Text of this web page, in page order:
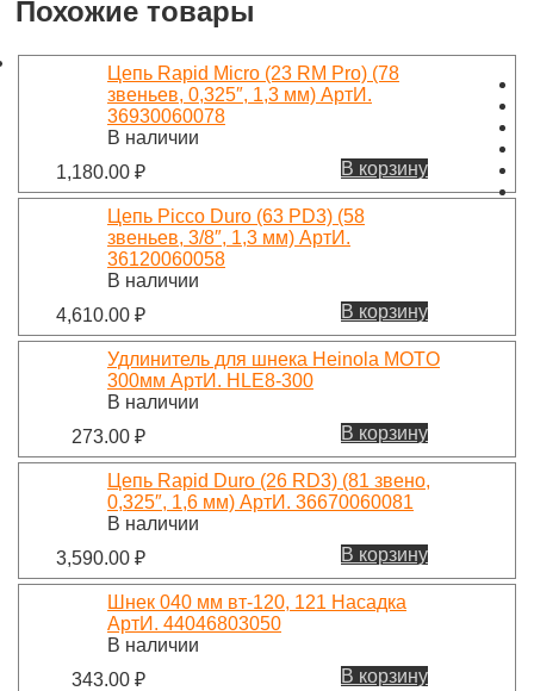
Похожие товары
Цепь Rapid Micro (23 RM Pro) (78
звеньев, 0,325″, 1,3 мм) АртИ.
36930060078
В наличии
1,180.00 ₽ В корзину
Цепь Picco Duro (63 PD3) (58
звеньев, 3/8″, 1,3 мм) АртИ.
36120060058
В наличии
4,610.00 ₽ В корзину
Удлинитель для шнека Heinola MOTO
300мм АртИ. HLE8-300
В наличии
273.00 ₽ В корзину
Цепь Rapid Duro (26 RD3) (81 звено,
0,325″, 1,6 мм) АртИ. 36670060081
В наличии
3,590.00 ₽ В корзину
Шнек 040 мм вт-120, 121 Насадка
АртИ. 44046803050
В наличии
343.00 ₽ В корзину